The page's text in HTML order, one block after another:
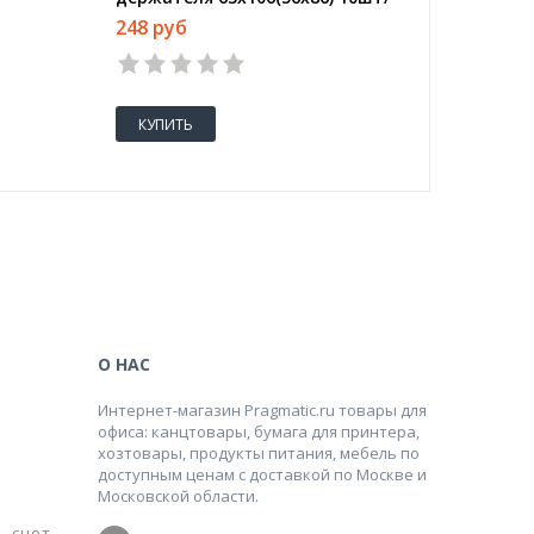
уп 150мкм 26PHR
248 руб
КУПИТЬ
О НАС
Интернет-магазин Pragmatic.ru товары для
офиса: канцтовары, бумага для принтера,
хозтовары, продукты питания, мебель по
доступным ценам с доставкой по Москве и
Московской области.